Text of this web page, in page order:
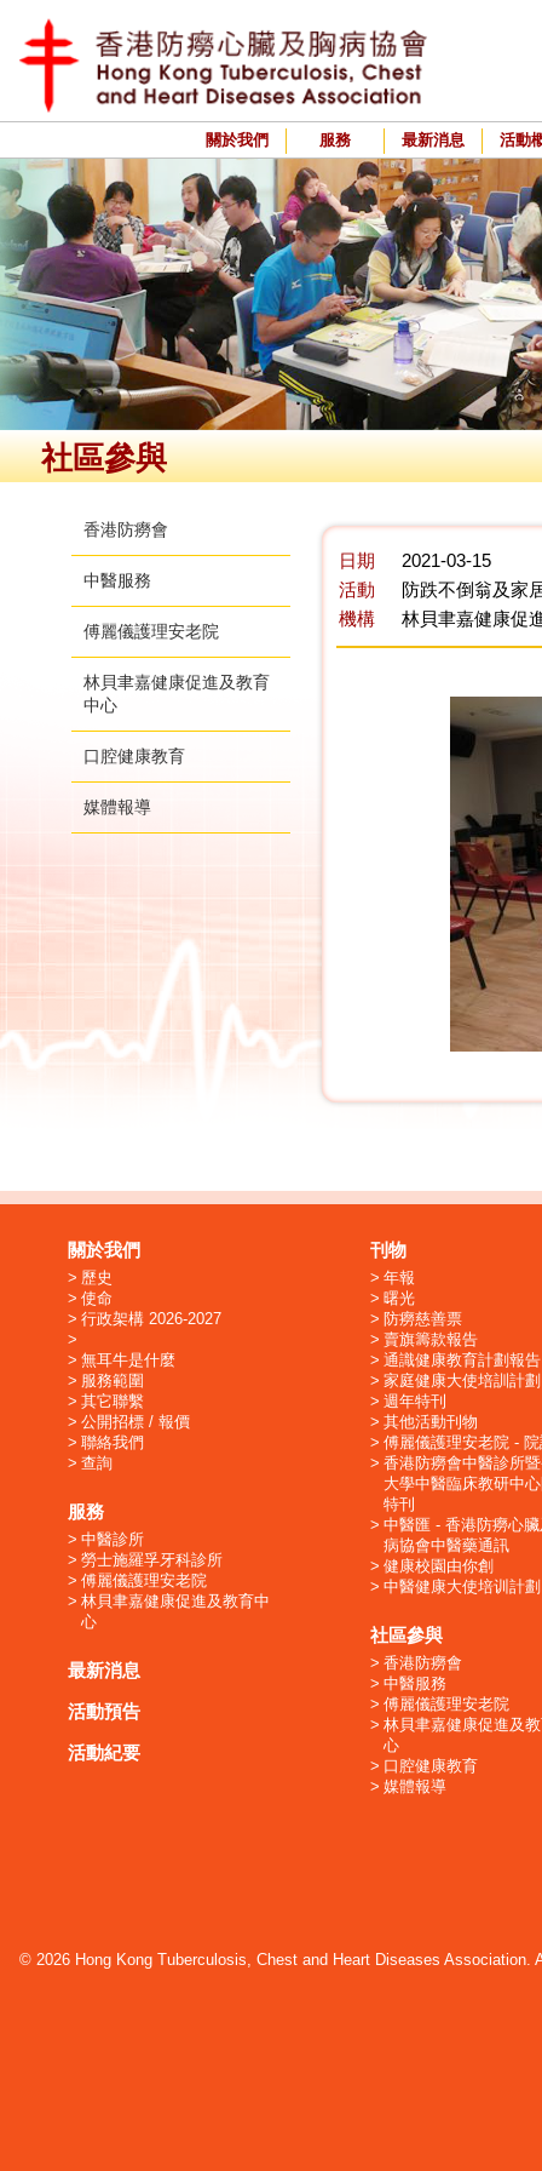
關於我們 服務 最新消息 活動
社區參與
香港防癆會
中醫服務
傅麗儀護理安老院
林貝聿嘉健康促進及教育
中心
口腔健康教育
媒體報導
日期
2021-03-15
活動
防跌不倒翁及家
機構
林貝聿嘉健康促
關於我們
歷史
使命
行政架構 2026-2027
無耳牛是什麼
服務範圍
其它聯繫
公開招標 / 報價
聯絡我們
查詢
服務
中醫診所
勞士施羅孚牙科診所
傅麗儀護理安老院
林貝聿嘉健康促進及教育中
心
最新消息
活動預告
活動紀要
刊物
年報
曙光
防癆慈善票
賣旗籌款報告
通識健康教育計劃報告
家庭健康大使培訓計劃
週年特刊
其他活動刊物
傅麗儀護理安老院 -
香港防癆會中醫診所
大學中醫臨床教研中
特刊
中醫匯 - 香港防癆心
病協會中醫藥通訊
健康校園由你創
中醫健康大使培训計劃
社區參與
香港防癆會
中醫服務
傅麗儀護理安老院
林貝聿嘉健康促進及
心
口腔健康教育
媒體報導
© 2026 Hong Kong Tuberculosis, Chest and Heart Diseases Association.